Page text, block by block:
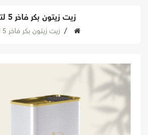
زيت زيتون بكر فاخر 5 لتر
زيت زيتون بكر فاخر 5 لتر